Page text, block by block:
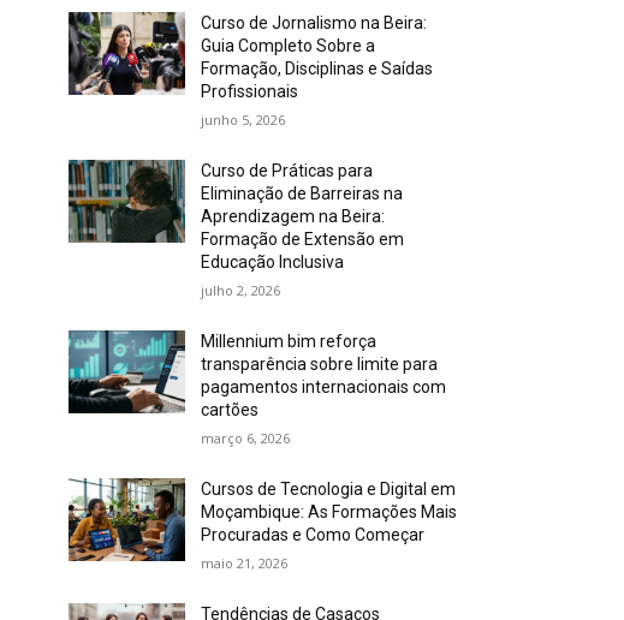
Curso de Jornalismo na Beira:
Guia Completo Sobre a
Formação, Disciplinas e Saídas
Profissionais
junho 5, 2026
Curso de Práticas para
Eliminação de Barreiras na
Aprendizagem na Beira:
Formação de Extensão em
Educação Inclusiva
julho 2, 2026
Millennium bim reforça
transparência sobre limite para
pagamentos internacionais com
cartões
março 6, 2026
Cursos de Tecnologia e Digital em
Moçambique: As Formações Mais
Procuradas e Como Começar
maio 21, 2026
Tendências de Casacos